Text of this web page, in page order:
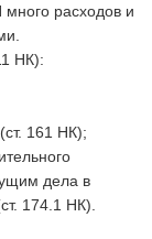
расходов и
НК):
161 НК);
дела в
174.1 НК).